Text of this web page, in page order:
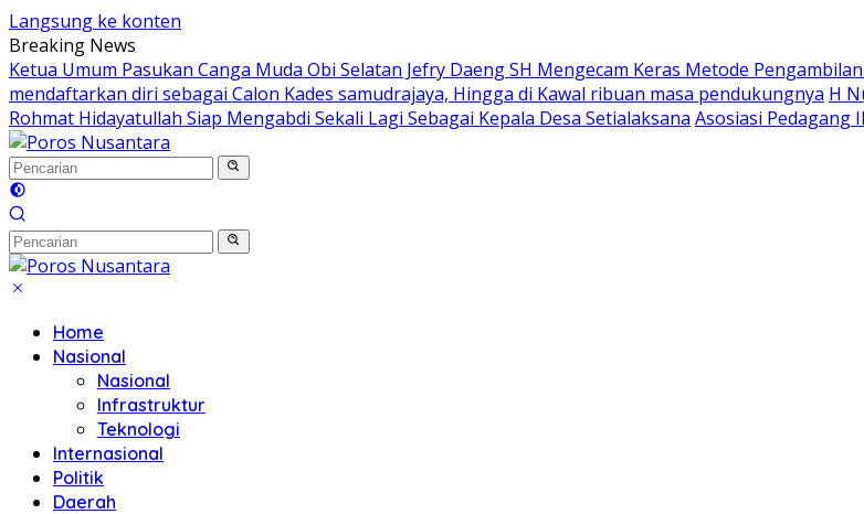
Langsung ke konten
Breaking News
Ketua Umum Pasukan Canga Muda Obi Selatan Jefry Daeng SH Mengecam Keras Metode
mendaftarkan diri sebagai Calon Kades samudrajaya, Hingga di Kawal ribuan masa pendukungnya H
Rohmat Hidayatullah Siap Mengabdi Sekali Lagi Sebagai Kepala Desa Setialaksana Asosiasi Pedagang
Home
Nasional
Nasional
Infrastruktur
Teknologi
Internasional
Politik
Daerah